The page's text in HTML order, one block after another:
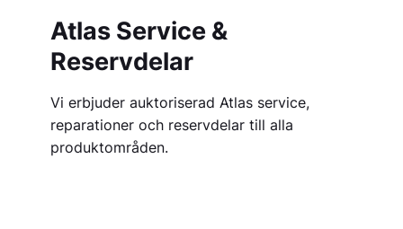
Atlas Service &
Reservdelar
Vi erbjuder auktoriserad Atlas service,
reparationer och reservdelar till alla
produktområden.